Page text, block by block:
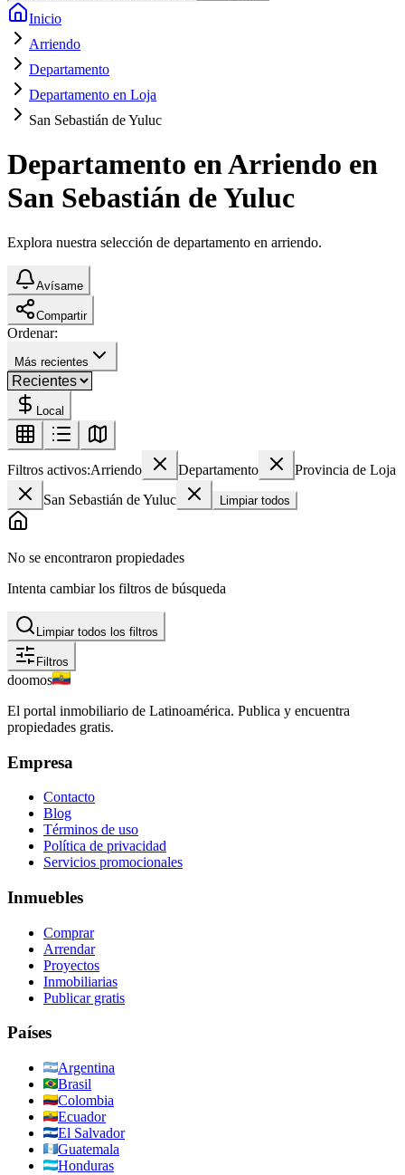
Inicio
Arriendo
Departamento
Departamento en Loja
San Sebastián de Yuluc
Departamento en Arriendo en
San Sebastián de Yuluc
Explora nuestra selección de departamento en arriendo.
Avísame
Compartir
Ordenar:
Más recientes
Local
Filtros activos:Arriendo Departamento
Provincia de Loja
San Sebastián de Yuluc
Limpiar todos
No se encontraron propiedades
Intenta cambiar los filtros de búsqueda
Limpiar todos los filtros
Filtros
doomos
El portal inmobiliario de Latinoamérica. Publica y encuentra
propiedades gratis.
Empresa
Contacto
Blog
Términos de uso
Política de privacidad
Servicios promocionales
Inmuebles
Comprar
Arrendar
Proyectos
Inmobiliarias
Publicar gratis
Países
Argentina
Brasil
Colombia
Ecuador
El Salvador
Guatemala
Honduras